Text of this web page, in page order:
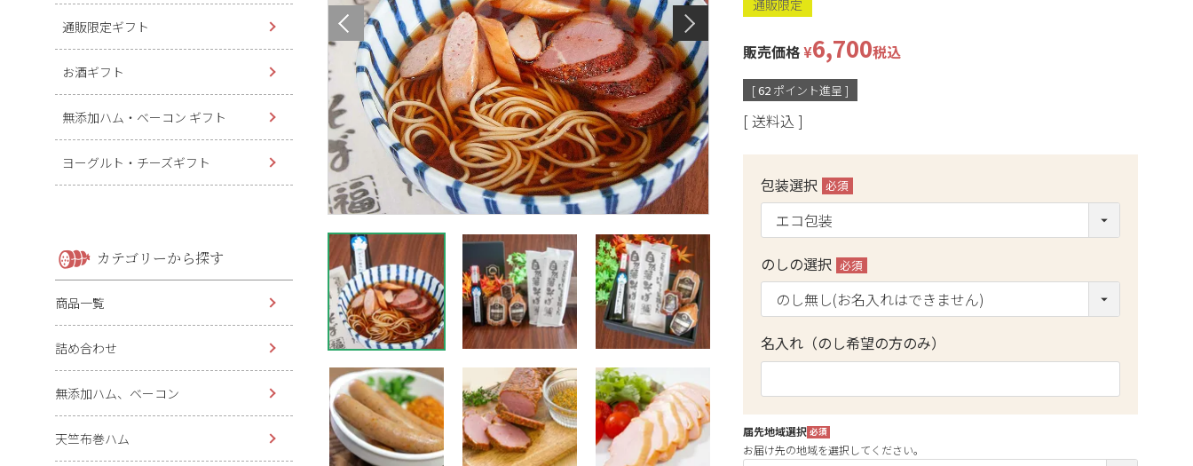
通販限定ギフト
お酒ギフト
無添加ハム・ベーコン ギフト
ヨーグルト・チーズギフト
カテゴリーから探す
商品一覧
詰め合わせ
無添加ハム、ベーコン
天竺布巻ハム
通販限定
販売価格¥6,700税込
[62 ポイント進呈 ]
送料込
包装選択
(必
須)
のしの選択
(必
須)
名入れ（のし希望の方のみ）
届先地域選択
(必
お届け先の地域を選択してください。